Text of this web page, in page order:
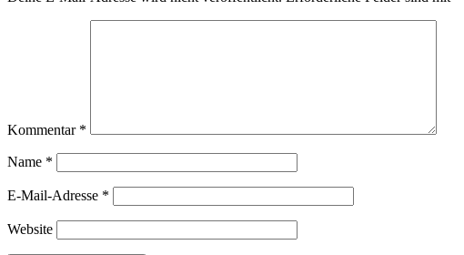
Kommentar *
Name *
E-Mail-Adresse *
Website